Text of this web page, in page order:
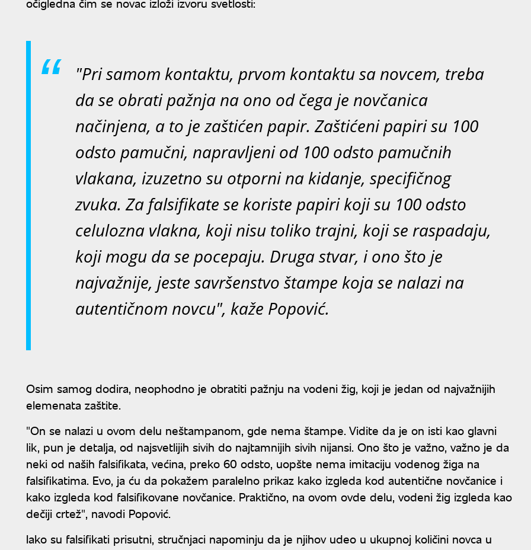
"Pri samom kontaktu, prvom kontaktu sa novcem, treba
da se obrati pažnja na ono od čega je novčanica
načinjena, a to je zaštićen papir. Zaštićeni papiri su 100
odsto pamučni, napravljeni od 100 odsto pamučnih
vlakana, izuzetno su otporni na kidanje, specifičnog
zvuka. Za falsifikate se koriste papiri koji su 100 odsto
celulozna vlakna, koji nisu toliko trajni, koji se raspadaju,
koji mogu da se pocepaju. Druga stvar, i ono što je
najvažnije, jeste savršenstvo štampe koja se nalazi na
autentičnom novcu", kaže Popović.
Osim samog dodira, neophodno je obratiti pažnju na vodeni žig, koji je jedan od najvažnijih
elemenata zaštite.
"On se nalazi u ovom delu neštampanom, gde nema štampe. Vidite da je on isti kao glavni
lik, pun je detalja, od najsvetlijih sivih do najtamnijih sivih nijansi. Ono što je važno, važno je da
neki od naših falsifikata, većina, preko 60 odsto, uopšte nema imitaciju vodenog žiga na
falsifikatima. Evo, ja ću da pokažem paralelno prikaz kako izgleda kod autentične novčanice i
kako izgleda kod falsifikovane novčanice. Praktično, na ovom ovde delu, vodeni žig izgleda kao
dečiji crtež", navodi Popović.
Iako su falsifikati prisutni, stručnjaci napominju da je njihov udeo u ukupnoj količini novca u